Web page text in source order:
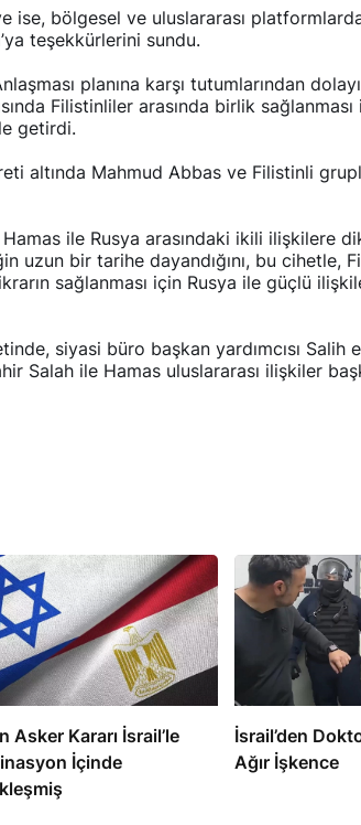
ise, bölgesel ve uluslararası
teşekkürlerini sundu.
planına karşı tutumlarından
Filistinliler arasında birlik
getirdi.
altında Mahmud Abbas ve Filistinli
ile Rusya arasındaki ikili ilişkilere
uzun bir tarihe dayandığını, bu cihetle,
sağlanması için Rusya ile güçlü
siyasi büro başkan yardımcısı Salih
Salah ile Hamas uluslararası ilişkiler
Asker Kararı İsrail’le
İçinde
İsrail’den
Ağır İşkence